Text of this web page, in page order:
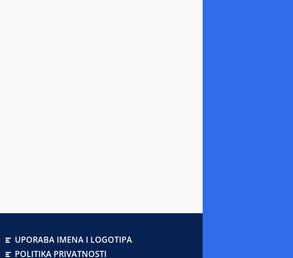
UPORABA IMENA I LOGOTIPA
POLITIKA PRIVATNOSTI